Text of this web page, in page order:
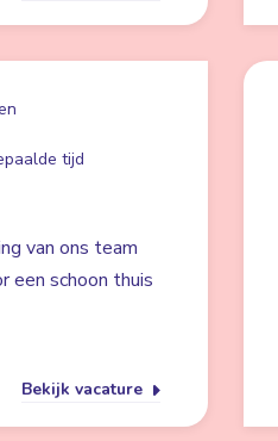
tijd
van ons team
een schoon thuis
Bekijk vacature